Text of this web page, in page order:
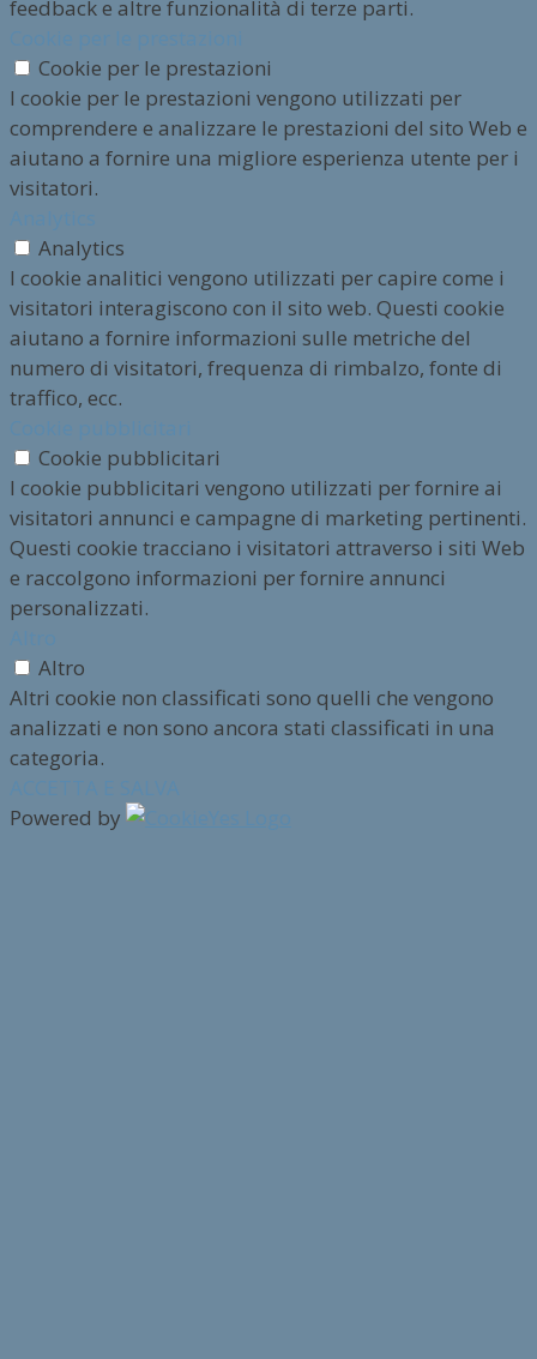
feedback e altre funzionalità di terze parti.
Cookie per le prestazioni
I cookie per le prestazioni vengono utilizzati per
comprendere e analizzare le prestazioni del sito Web e
aiutano a fornire una migliore esperienza utente per i
visitatori.
Analytics
I cookie analitici vengono utilizzati per capire come i
visitatori interagiscono con il sito web. Questi cookie
aiutano a fornire informazioni sulle metriche del
numero di visitatori, frequenza di rimbalzo, fonte di
traffico, ecc.
Cookie pubblicitari
I cookie pubblicitari vengono utilizzati per fornire ai
visitatori annunci e campagne di marketing pertinenti.
Questi cookie tracciano i visitatori attraverso i siti Web
e raccolgono informazioni per fornire annunci
personalizzati.
Altro
Altri cookie non classificati sono quelli che vengono
analizzati e non sono ancora stati classificati in una
categoria.
Powered by